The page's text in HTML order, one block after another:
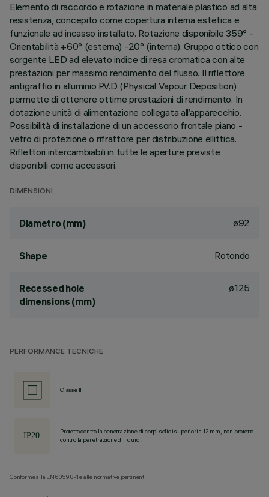
Elemento di raccordo e rotazione in materiale plastico ad alta
resistenza, concepito come copertura interna estetica e
funzionale ad incasso installato. Rotazione disponibile 359° -
Orientabilità +60° (esterna) -20° (interna). Gruppo ottico con
sorgente LED ad elevato indice di resa cromatica con alte
prestazioni per massimo rendimento del flusso. Il riflettore
antigraffio in alluminio P.V.D (Physical Vapour Deposition)
permette di ottenere ottime prestazioni di rendimento. In
dotazione unità di alimentazione collegata all’apparecchio.
Possibilità di installazione di un accessorio frontale piano -
vetro di protezione o rifrattore per distribuzione ellittica.
Riflettori intercambiabili in tutte le aperture previste
disponibili come accessori.
DIMENSIONI
Diametro (mm) ø92
Shape Rotondo
Recessed hole
dimensions (mm)
ø125
PERFORMANCE TECNICHE
Classe II
Protetto contro la penetrazione di corpi solidi superiori a 12 mm, non protetto
contro la penetrazione di liquidi.
Conforme alla EN60598-1 e alle normative pertinenti.